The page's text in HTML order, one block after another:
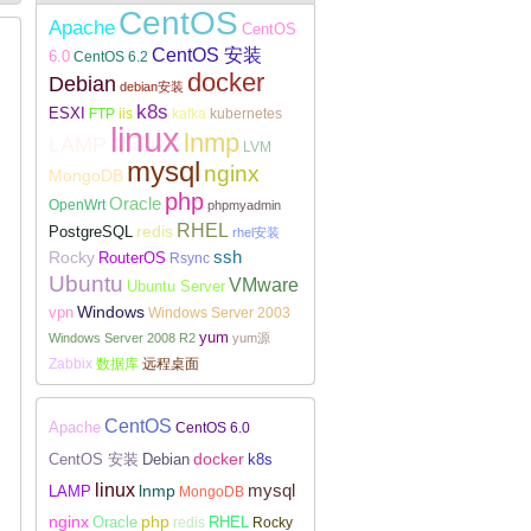
Linux下安装配置WireGuard
Apache CentOS CentOS
6.0 CentOS 6.2 CentOS 安装
Debian debian安装 docker
ESXI FTP iis k8s kafka kubernetes
linux lnmp LVM
MongoDB mysql nginx
OpenWrt Oracle php phpmyadmin
PostgreSQL redis RHEL rhel安装
Rocky RouterOS Rsync ssh
Ubuntu Ubuntu Server VMware
vpn Windows Windows Server 2003
Windows Server 2008 R2 yum yum源
Zabbix 数据库 远程桌面
Apache CentOS CentOS 6.0
CentOS 安装 Debian docker k8s
LAMP linux lnmp MongoDB mysql
nginx Oracle php redis RHEL Rocky